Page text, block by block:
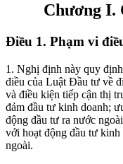
Chương I.
Điều 1. Phạm vi
1. Nghị định này quy
điều của Luật Đầu tư về
và điều kiện tiếp cận thị
đảm đầu tư kinh doanh;
động đầu tư ra nước
với hoạt động đầu tư
ngoài.